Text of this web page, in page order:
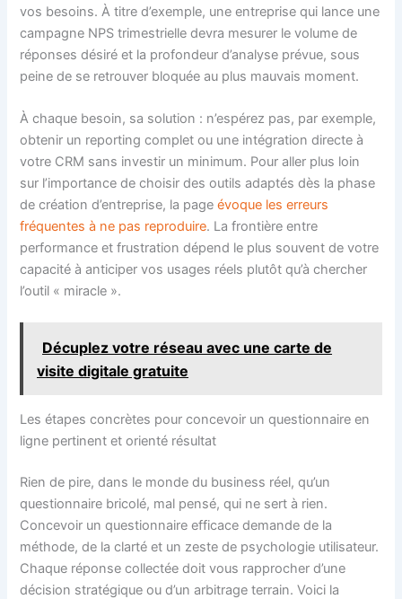
vos besoins. À titre d’exemple, une entreprise qui lance une
campagne NPS trimestrielle devra mesurer le volume de
réponses désiré et la profondeur d’analyse prévue, sous
peine de se retrouver bloquée au plus mauvais moment.
À chaque besoin, sa solution : n’espérez pas, par exemple,
obtenir un reporting complet ou une intégration directe à
votre CRM sans investir un minimum. Pour aller plus loin
sur l’importance de choisir des outils adaptés dès la phase
de création d’entreprise, la pageévoque les erreurs
fréquentes à ne pas reproduire. La frontière entre
performance et frustration dépend le plus souvent de votre
capacité à anticiper vos usages réels plutôt qu’à chercher
l’outil « miracle ».
Décuplez votre réseau avec une carte de
visite digitale gratuite
Les étapes concrètes pour concevoir un questionnaire en
ligne pertinent et orienté résultat
Rien de pire, dans le monde du business réel, qu’un
questionnaire bricolé, mal pensé, qui ne sert à rien.
Concevoir un questionnaire efficace demande de la
méthode, de la clarté et un zeste de psychologie utilisateur.
Chaque réponse collectée doit vous rapprocher d’une
décision stratégique ou d’un arbitrage terrain. Voici la